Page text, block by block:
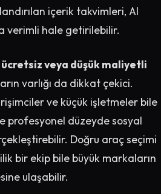
içerik takvimleri, AI
verimli hale getirilebilir.
ücretsiz veya düşük maliyetli
varlığı da dikkat çekici.
ve küçük işletmeler bile
profesyonel düzeyde sosyal
Doğru araç seçimi
bir ekip bile büyük markaların
ulaşabilir.